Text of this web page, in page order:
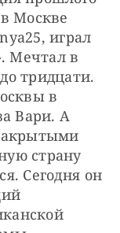
Москве
играл
Мечтал в
тридцати.
в
Вари. А
страну
Сегодня он